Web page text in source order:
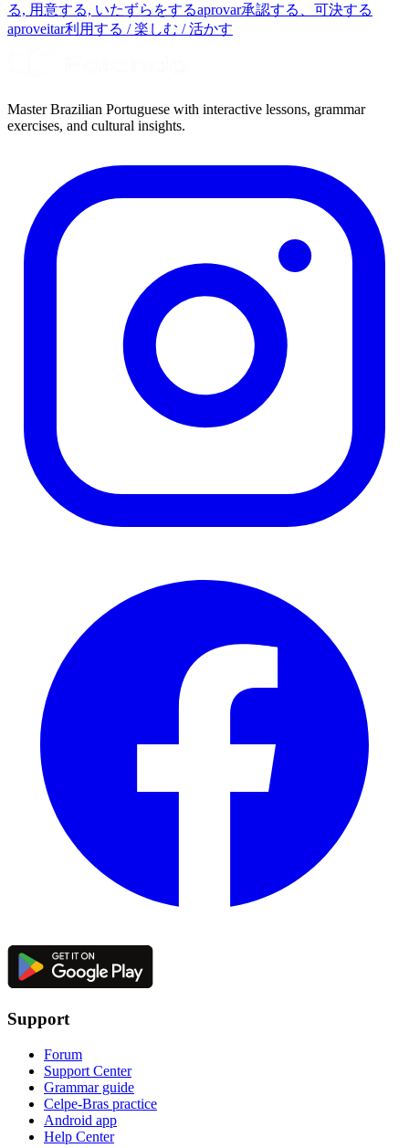
る, 用意する, いたずらをするaprovar承認する、可決する
aproveitar利用する / 楽しむ / 活かす
Master Brazilian Portuguese with interactive lessons, grammar
exercises, and cultural insights.
Support
Forum
Support Center
Grammar guide
Celpe-Bras practice
Android app
Help Center